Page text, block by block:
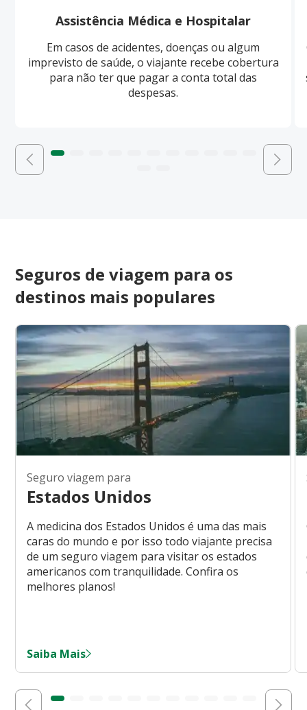
Assistência Médica e Hospitalar
Em casos de acidentes, doenças ou algum
imprevisto de saúde, o viajante recebe cobertura
para não ter que pagar a conta total das
despesas.
Seguros de viagem para os
destinos mais populares
Seguro viagem para
Estados Unidos
A medicina dos Estados Unidos é uma das mais
caras do mundo e por isso todo viajante precisa
de um seguro viagem para visitar os estados
americanos com tranquilidade. Confira os
melhores planos!
Saiba Mais